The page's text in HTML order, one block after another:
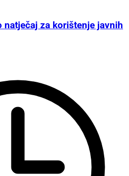
natječaj za korištenje javnih